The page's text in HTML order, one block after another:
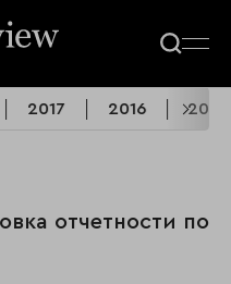
2017 2016 2015
отчетности по